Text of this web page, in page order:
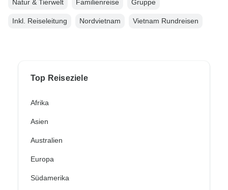
Natur & Tierwelt Familienreise Gruppe
Inkl. Reiseleitung Nordvietnam Vietnam Rundreisen
Top Reiseziele
Afrika
Asien
Australien
Europa
Südamerika